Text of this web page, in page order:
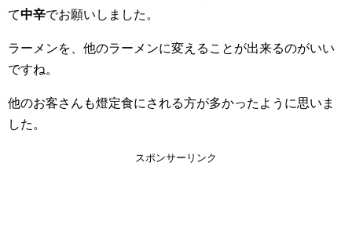
て中辛でお願いしました。
ラーメンを、他のラーメンに変えることが出来るのがいい
ですね。
他のお客さんも燈定食にされる方が多かったように思いま
した。
スポンサーリンク